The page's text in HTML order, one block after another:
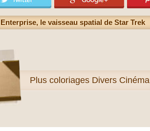
le vaisseau spatial de Star Trek
Plus coloriages Divers Cinéma